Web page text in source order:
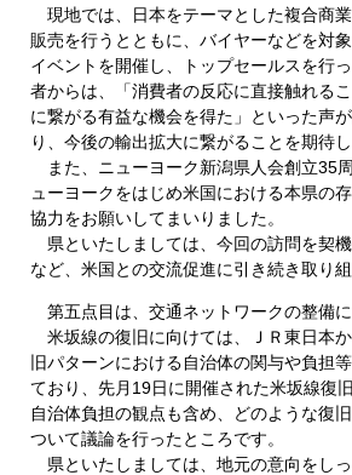
現地では、日本をテーマとした複合商
販売を行うとともに、バイヤーなどを対
イベントを開催し、トップセールスを行
者からは、「消費者の反応に直接触れる
に繋がる有益な機会を得た」といった声
り、今後の輸出拡大に繋がることを期待
また、ニューヨーク新潟県人会創立35
ューヨークをはじめ米国における本県の
協力をお願いしてまいりました。
県といたしましては、今回の訪問を契
など、米国との交流促進に引き続き取り組
第五点目は、交通ネットワークの整備に
米坂線の復旧に向けては、ＪＲ東日本
旧パターンにおける自治体の関与や負担
ており、先月19日に開催された米坂線復
自治体負担の観点も含め、どのような復
ついて議論を行ったところです。
県といたしましては、地元の意向をし